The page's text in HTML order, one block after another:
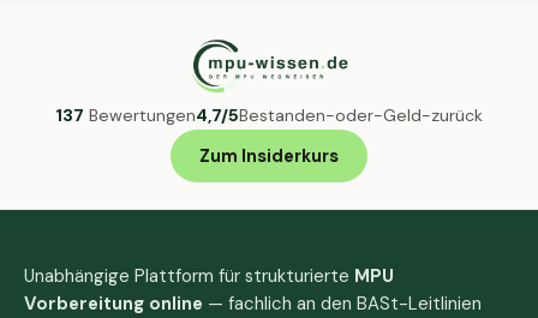
137 Bewertungen4,7/5Bestanden-oder-Geld-zurück
Zum Insiderkurs
Unabhängige Plattform für strukturierte MPU
Vorbereitung online — fachlich an den BASt-Leitlinien